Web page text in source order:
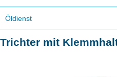
Öldienst
Trichter mit